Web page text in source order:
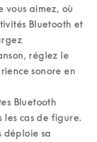
vous aimez, où
Bluetooth et
réglez le
sonore en
Bluetooth
les cas de figure.
déploie sa